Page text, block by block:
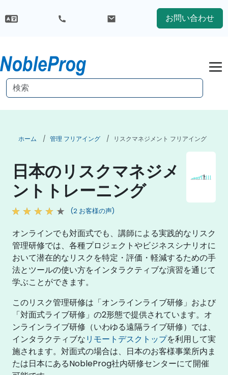
お問い合わせ
ホーム 管理 フリアイング リスクマネジメント フリアイング
日本のリスクマネジメ
ントトレーニング
(2 お客様の声)
オンラインでも対面式でも、講師による実践的なリスク
管理研修では、各種プロジェクトやビジネスシナリオに
おいて潜在的なリスクを特定・評価・軽減するための手
法とツールの使い方をインタラクティブな演習を通じて
学ぶことができます。
このリスク管理研修は「オンラインライブ研修」および
「対面式ライブ研修」の2形態で提供されています。オ
ンラインライブ研修（いわゆる遠隔ライブ研修）では、
インタラクティブなリモートデスクトップを利用して実
施されます。対面式の場合は、日本のお客様事業所内ま
たは日本にあるNobleProg社内研修センターにて開催